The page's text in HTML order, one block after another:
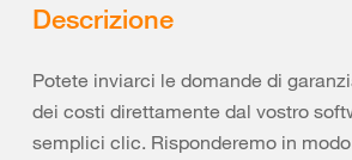
Descrizione
Potete inviarci le domande di
dei costi direttamente dal vostro
semplici clic. Risponderemo in